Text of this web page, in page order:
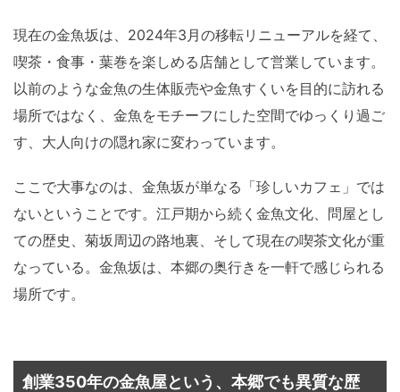
現在の金魚坂は、2024年3月の移転リニューアルを経て、
喫茶・食事・葉巻を楽しめる店舗として営業しています。
以前のような金魚の生体販売や金魚すくいを目的に訪れる
場所ではなく、金魚をモチーフにした空間でゆっくり過ご
す、大人向けの隠れ家に変わっています。
ここで大事なのは、金魚坂が単なる「珍しいカフェ」では
ないということです。江戸期から続く金魚文化、問屋とし
ての歴史、菊坂周辺の路地裏、そして現在の喫茶文化が重
なっている。金魚坂は、本郷の奥行きを一軒で感じられる
場所です。
創業350年の金魚屋という、本郷でも異質な歴